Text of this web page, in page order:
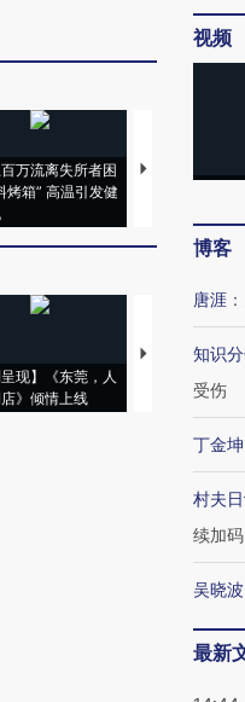
万流离失所者困
烤箱” 高温引发健
视线｜HYROX
呈现】《东莞，人
》倾情上线
【推广】走进
视频
博客
唐涯 ：
知识
受伤
丁金坤
村夫
续加码
吴晓波
最新